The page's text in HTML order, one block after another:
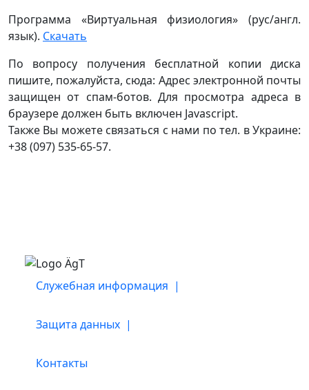
Программа «Виртуальная физиология» (рус/англ.
язык). Скачать
По вопросу получения бесплатной копии диска
пишите, пожалуйста, сюда: Адрес электронной почты
защищен от спам-ботов. Для просмотра адреса в
браузере должен быть включен Javascript.
Также Вы можете связаться с нами по тел. в Украине:
+38 (097) 535-65-57.
Служебная информация |
Защита данных |
Контакты